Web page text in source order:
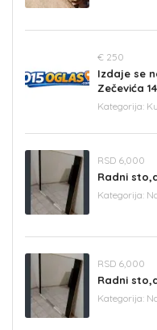
€ 250
Izdaje se
Zečevića
Kategorija:
RSD 6,000
Radni
Kategorija:
RSD 6,000
Radni
Kategorija: